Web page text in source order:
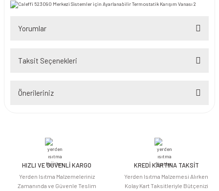
Yorumlar
Taksit Seçenekleri
Önerileriniz
iletebilirsiniz.
Görüş ve önerileriniz için teşekkür ederiz.
Ürün açıklamasında eksik bilgiler bulunuyor.
HIZLI VE GÜVENLİ KARGO
Yerden Isıtma Malzemeleriniz
Zamanında ve Güvenle Teslim
KREDİ KARTINA TAKSİT
Yerden Isıtma Malzemesi Alırken
Kolay Kart Taksitleriyle Bütçenizi